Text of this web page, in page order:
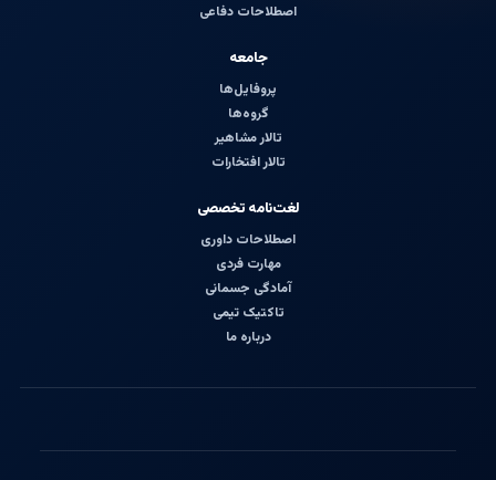
اصطلاحات دفاعی
جامعه
پروفایل‌ها
گروه‌ها
تالار مشاهیر
تالار افتخارات
لغت‌نامه تخصصی
اصطلاحات داوری
مهارت فردی
آمادگی جسمانی
تاکتیک تیمی
درباره ما